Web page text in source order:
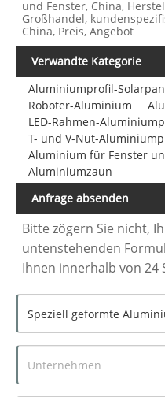
und Fenster, China,
Großhandel,
China, Preis, Angebot
Verwandte Kategorie
Aluminiumprofil-
Roboter-Aluminium
LED-Rahmen-
T- und V-Nut-
Aluminium für Fenster
Aluminiumzaun
Anfrage absenden
Bitte zögern Sie nicht,
untenstehenden
Ihnen innerhalb von